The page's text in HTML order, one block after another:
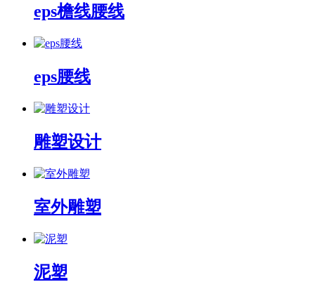
eps檐线腰线
eps腰线
雕塑设计
室外雕塑
泥塑